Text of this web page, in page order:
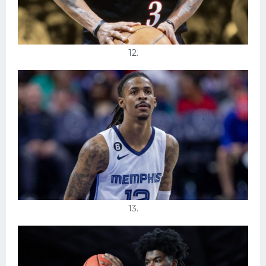
12.
13.